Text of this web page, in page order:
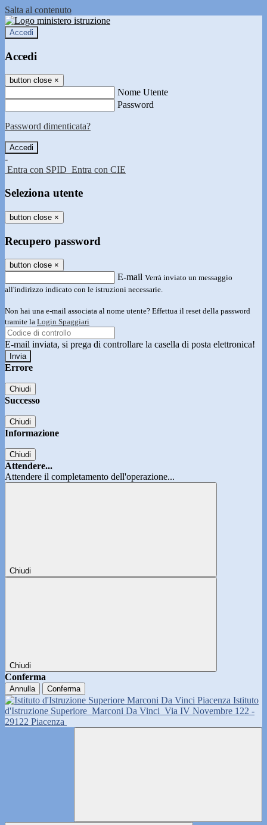
Salta al contenuto
Accedi
Accedi
button close ×
Nome Utente
Password
Password dimenticata?
-
Entra con SPID Entra con CIE
Seleziona utente
button close ×
Recupero password
button close ×
E-mail Verrà inviato un messaggio
all'indirizzo indicato con le istruzioni necessarie.
Non hai una e-mail associata al nome utente? Effettua il reset della password
tramite la Login Spaggiari
E-mail inviata, si prega di controllare la casella di posta elettronica!
Errore
Chiudi
Successo
Chiudi
Informazione
Chiudi
Attendere...
Attendere il completamento dell'operazione...
Chiudi
Chiudi
Conferma
Annulla Conferma
Istituto
d'Istruzione Superiore Marconi Da Vinci Via IV Novembre 122 -
29122 Piacenza